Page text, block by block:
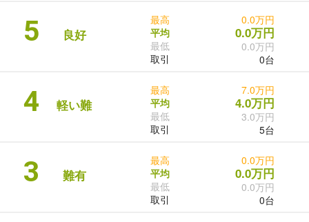
5 良好
最高
平均
最低
取引
0.0万円
0.0万円
0.0万円
0台
4 軽い難
最高
平均
最低
取引
7.0万円
4.0万円
3.0万円
5台
3 難有
最高
平均
最低
取引
0.0万円
0.0万円
0.0万円
0台